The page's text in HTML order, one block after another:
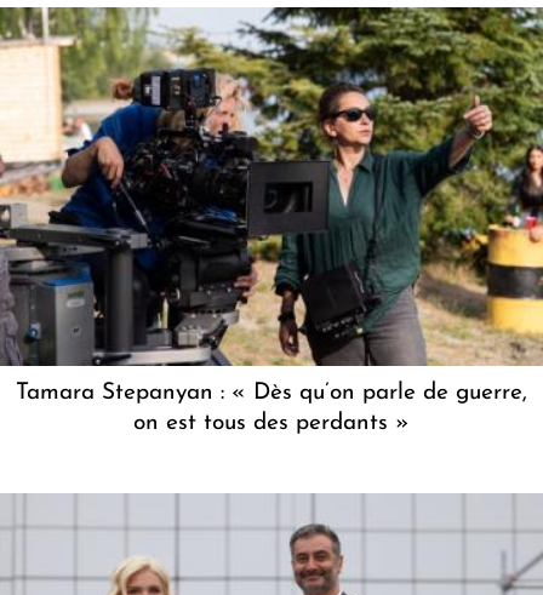
Tamara Stepanyan : « Dès qu’on parle de guerre,
on est tous des perdants »